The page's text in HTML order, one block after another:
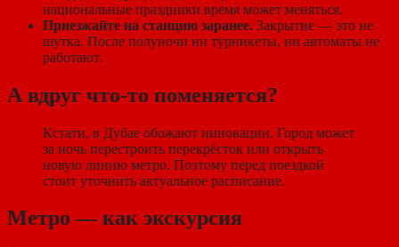
национальные праздники время может меняться.
Приезжайте на станцию заранее. Закрытие — это не
шутка. После полуночи ни турникеты, ни автоматы не
работают.
А вдруг что-то поменяется?
Кстати, в Дубае обожают инновации. Город может
за ночь перестроить перекрёсток или открыть
новую линию метро. Поэтому перед поездкой
стоит уточнить актуальное расписание.
Метро — как экскурсия